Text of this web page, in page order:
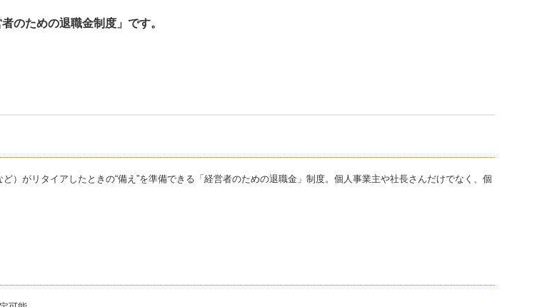
のための退職金制度」です。
）がリタイアしたときの“備え”を準備できる「経営者のための退職金」制度。個人事業主や社長さんだけでなく、個